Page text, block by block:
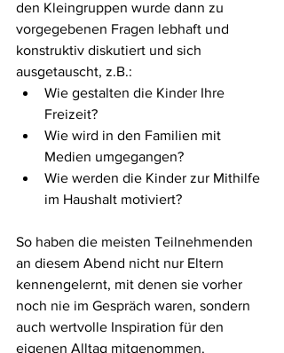
den Kleingruppen wurde dann zu
vorgegebenen Fragen lebhaft und
konstruktiv diskutiert und sich
ausgetauscht, z.B.:
Wie gestalten die Kinder Ihre
Freizeit?
Wie wird in den Familien mit
Medien umgegangen?
Wie werden die Kinder zur Mithilfe
im Haushalt motiviert?
So haben die meisten Teilnehmenden
an diesem Abend nicht nur Eltern
kennengelernt, mit denen sie vorher
noch nie im Gespräch waren, sondern
auch wertvolle Inspiration für den
eigenen Alltag mitgenommen.